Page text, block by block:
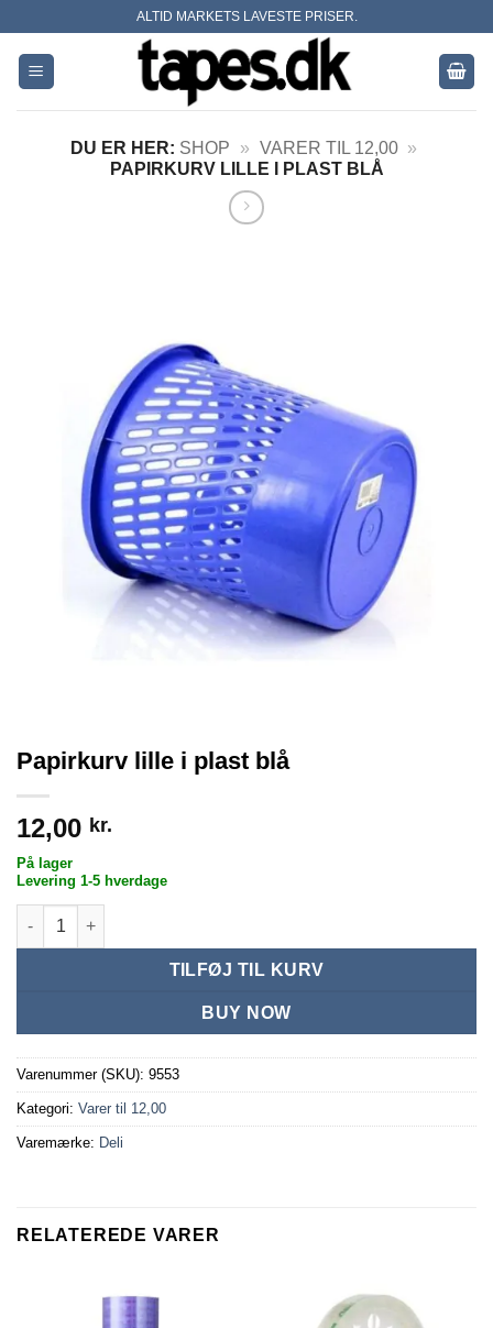
content
ALTID MARKETS LAVESTE PRISER.
DU ER HER: SHOP » VARER TIL 12,00 »
PAPIRKURV LILLE I PLAST BLÅ
Papirkurv lille i plast blå
12,00 kr.
På lager
Levering 1-5 hverdage
Papirkurv lille i plast blå antal
TILFØJ TIL KURV
BUY NOW
Varenummer (SKU): 9553
Kategori: Varer til 12,00
Varemærke: Deli
RELATEREDE VARER